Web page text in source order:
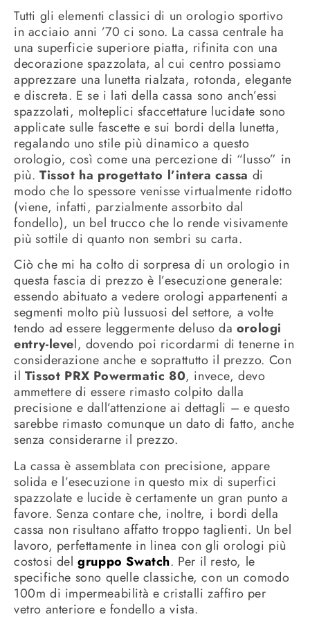
Tutti gli elementi classici di un orologio sportivo
in acciaio anni ’70 ci sono. La cassa centrale ha
una superficie superiore piatta, rifinita con una
decorazione spazzolata, al cui centro possiamo
apprezzare una lunetta rialzata, rotonda, elegante
e discreta. E se i lati della cassa sono anch’essi
spazzolati, molteplici sfaccettature lucidate sono
applicate sulle fascette e sui bordi della lunetta,
regalando uno stile più dinamico a questo
orologio, così come una percezione di “lusso” in
più. Tissot ha progettato l’intera cassa di
modo che lo spessore venisse virtualmente ridotto
(viene, infatti, parzialmente assorbito dal
fondello), un bel trucco che lo rende visivamente
più sottile di quanto non sembri su carta.
Ciò che mi ha colto di sorpresa di un orologio in
questa fascia di prezzo è l’esecuzione generale:
essendo abituato a vedere orologi appartenenti a
segmenti molto più lussuosi del settore, a volte
tendo ad essere leggermente deluso da orologi
entry-level, dovendo poi ricordarmi di tenerne in
considerazione anche e soprattutto il prezzo. Con
il Tissot PRX Powermatic 80, invece, devo
ammettere di essere rimasto colpito dalla
precisione e dall’attenzione ai dettagli – e questo
sarebbe rimasto comunque un dato di fatto, anche
senza considerarne il prezzo.
La cassa è assemblata con precisione, appare
solida e l’esecuzione in questo mix di superfici
spazzolate e lucide è certamente un gran punto a
favore. Senza contare che, inoltre, i bordi della
cassa non risultano affatto troppo taglienti. Un bel
lavoro, perfettamente in linea con gli orologi più
costosi delgruppo Swatch. Per il resto, le
specifiche sono quelle classiche, con un comodo
100m di impermeabilità e cristalli zaffiro per
vetro anteriore e fondello a vista.